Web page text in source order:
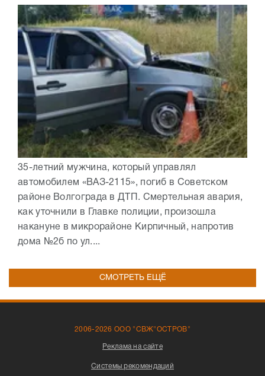
35-летний мужчина, который управлял
автомобилем «ВАЗ-2115», погиб в Советском
районе Волгограда в ДТП. Смертельная авария,
как уточнили в Главке полиции, произошла
накануне в микрорайоне Кирпичный, напротив
дома №2б по ул....
СМОТРЕТЬ ЕЩЁ
2006-2026 ООО "СВЖ"ОСТРОВ"
Реклама на сайте
Системы рекомендаций